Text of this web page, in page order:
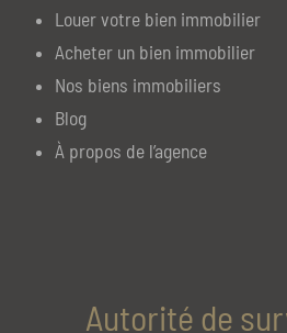
Louer votre bien immobilier
Acheter un bien immobilier
Nos biens immobiliers
Blog
À propos de l’agence
Autorité de